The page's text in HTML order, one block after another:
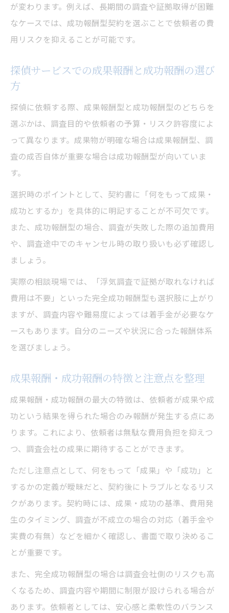
が変わります。例えば、長期間の調査や証拠取得が困難
なケースでは、成功報酬型契約を選ぶことで依頼者の費
用リスクを抑えることが可能です。
探偵サービスでの成果報酬と成功報酬の選び
方
探偵に依頼する際、成果報酬型と成功報酬型のどちらを
選ぶかは、調査目的や依頼者の予算・リスク許容度によ
って異なります。成果物が明確な場合は成果報酬型、調
査の成否自体が重要な場合は成功報酬型が向いていま
す。
選択時のポイントとして、契約書に「何をもって成果・
成功とするか」を具体的に明記することが不可欠です。
また、成功報酬型の場合、調査が失敗した際の追加費用
や、調査途中でのキャンセル時の取り扱いも必ず確認し
ましょう。
実際の相談現場では、「浮気調査で証拠が取れなければ
費用は不要」といった完全成功報酬型も選択肢に上がり
ますが、調査内容や難易度によっては着手金が必要なケ
ースもあります。自分のニーズや状況に合った報酬体系
を選びましょう。
成果報酬・成功報酬の特徴と注意点を整理
成果報酬・成功報酬の最大の特徴は、依頼者が成果や成
功という結果を得られた場合のみ報酬が発生する点にあ
ります。これにより、依頼者は無駄な費用負担を抑えつ
つ、調査会社の成果に期待することができます。
ただし注意点として、何をもって「成果」や「成功」と
するかの定義が曖昧だと、契約後にトラブルとなるリス
クがあります。契約時には、成果・成功の基準、費用発
生のタイミング、調査が不成立の場合の対応（着手金や
実費の有無）などを細かく確認し、書面で取り決めるこ
とが重要です。
また、完全成功報酬型の場合は調査会社側のリスクも高
くなるため、調査内容や期間に制限が設けられる場合が
あります。依頼者としては、安心感と柔軟性のバランス